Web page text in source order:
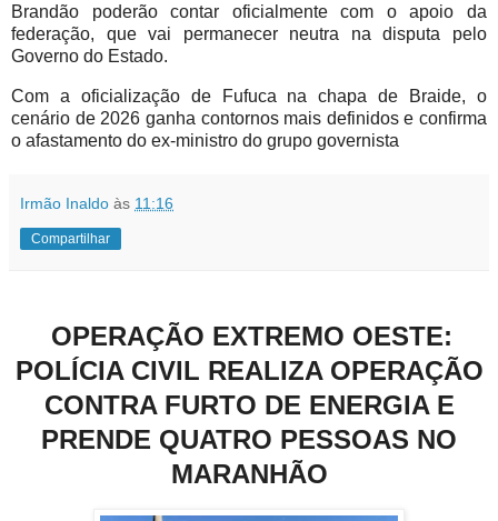
Brandão poderão contar oficialmente com o apoio da
federação, que vai permanecer neutra na disputa pelo
Governo do Estado.
Com a oficialização de Fufuca na chapa de Braide, o
cenário de 2026 ganha contornos mais definidos e confirma
o afastamento do ex-ministro do grupo governista
Irmão Inaldo às 11:16
Compartilhar
OPERAÇÃO EXTREMO OESTE:
POLÍCIA CIVIL REALIZA OPERAÇÃO
CONTRA FURTO DE ENERGIA E
PRENDE QUATRO PESSOAS NO
MARANHÃO